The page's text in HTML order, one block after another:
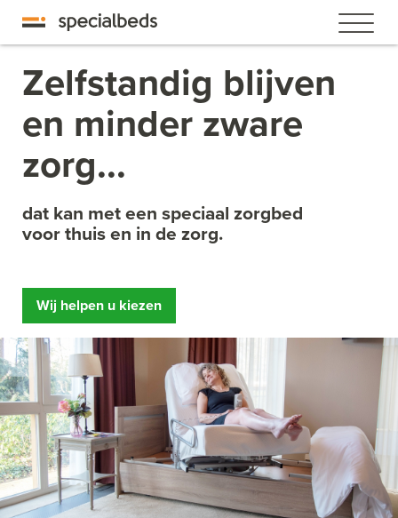
Zelfstandig blijven
en minder zware
zorg...
dat kan met een speciaal zorgbed
voor thuis en in de zorg.
Wij helpen u kiezen